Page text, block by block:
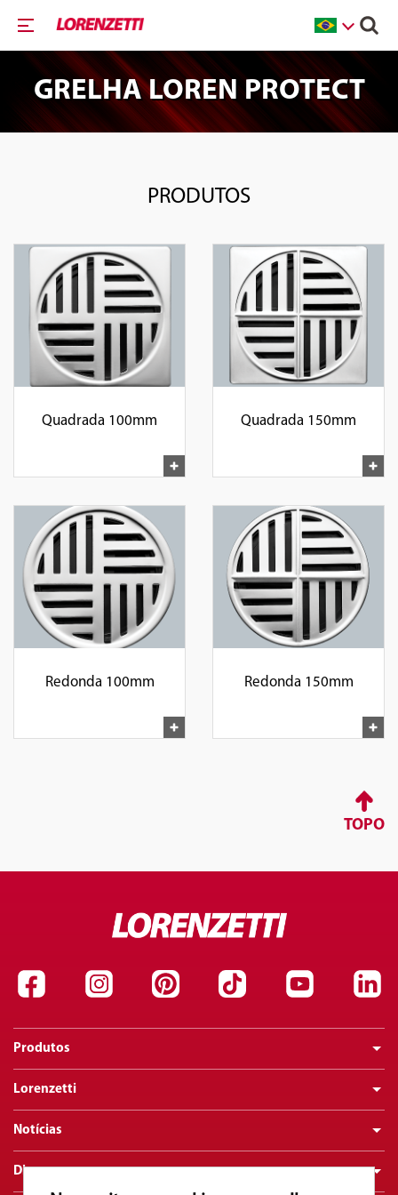
GRELHA LOREN PROTECT
PRODUTOS
Quadrada 100mm Quadrada 150mm
Redonda 100mm Redonda 150mm
TOPO
Produtos
Lorenzetti
Notícias
Dicas